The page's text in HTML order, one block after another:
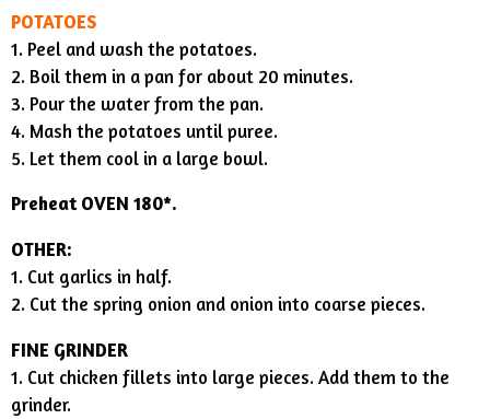
POTATOES
1. Peel and wash the potatoes.
2. Boil them in a pan for about 20 minutes.
3. Pour the water from the pan.
4. Mash the potatoes until puree.
5. Let them cool in a large bowl.
Preheat OVEN 180*.
OTHER:
1. Cut garlics in half.
2. Cut the spring onion and onion into coarse pieces.
FINE GRINDER
1. Cut chicken fillets into large pieces. Add them to the
grinder.